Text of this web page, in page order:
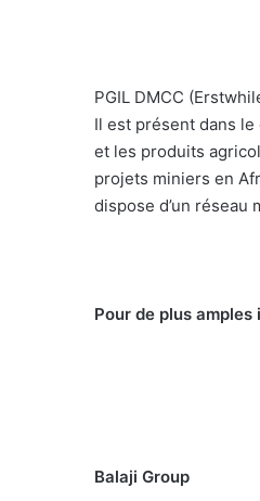
PGIL DMCC
Il est présent dans
et les produits
projets miniers en
dispose d’un réseau
Pour de plus
Balaji